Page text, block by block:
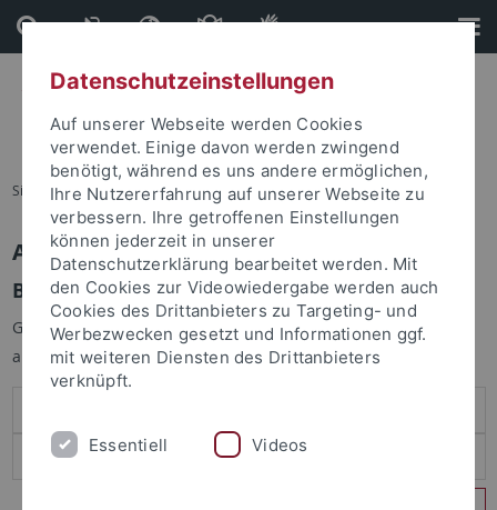
Direkt
zum
Inhalt
Direkt
zur
Fußleiste
Sie sind hier: Startseite
Anmelden
Benutzeranmeldung
Geben Sie Ihren Benutzernamen und Ihr Passwort an um sich
anzumelden:
Datenschutzeinstellungen
Auf unserer Webseite werden Cookies
verwendet. Einige davon werden zwingend
benötigt, während es uns andere ermöglichen,
Ihre Nutzererfahrung auf unserer Webseite zu
verbessern. Ihre getroffenen Einstellungen
können jederzeit in unserer
Datenschutzerklärung bearbeitet werden. Mit
den Cookies zur Videowiedergabe werden auch
Cookies des Drittanbieters zu Targeting- und
Werbezwecken gesetzt und Informationen ggf.
mit weiteren Diensten des Drittanbieters
verknüpft.
Essentiell Videos